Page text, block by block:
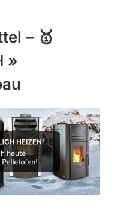
– 🥇
»